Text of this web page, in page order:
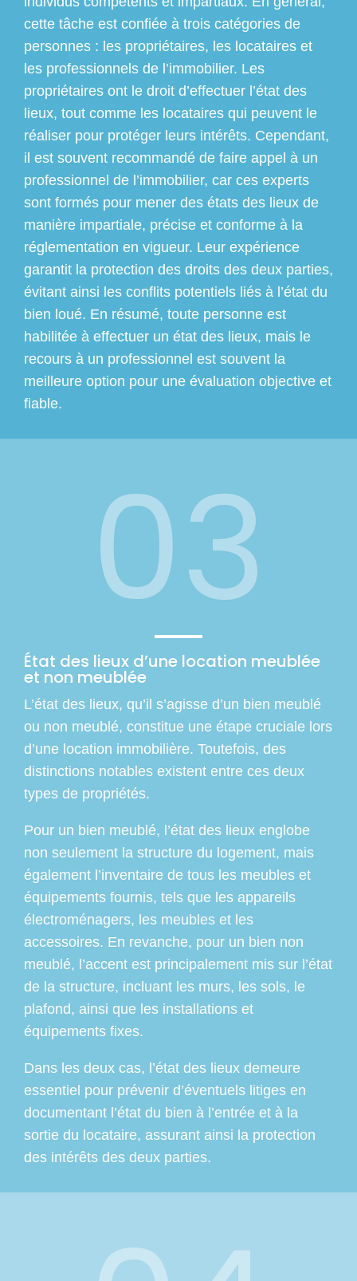
cette tâche est confiée à trois catégories de
personnes : les propriétaires, les locataires et
les professionnels de l’immobilier. Les
propriétaires ont le droit d’effectuer l’état des
lieux, tout comme les locataires qui peuvent le
réaliser pour protéger leurs intérêts. Cependant,
il est souvent recommandé de faire appel à un
professionnel de l’immobilier, car ces experts
sont formés pour mener des états des lieux de
manière impartiale, précise et conforme à la
réglementation en vigueur. Leur expérience
garantit la protection des droits des deux parties,
évitant ainsi les conflits potentiels liés à l’état du
bien loué. En résumé, toute personne est
habilitée à effectuer un état des lieux, mais le
recours à un professionnel est souvent la
meilleure option pour une évaluation objective et
fiable.
03
État des lieux d’une location meublée
et non meublée
L’état des lieux, qu’il s’agisse d’un bien meublé
ou non meublé, constitue une étape cruciale lors
d’une location immobilière. Toutefois, des
distinctions notables existent entre ces deux
types de propriétés.
Pour un bien meublé, l’état des lieux englobe
non seulement la structure du logement, mais
également l’inventaire de tous les meubles et
équipements fournis, tels que les appareils
électroménagers, les meubles et les
accessoires. En revanche, pour un bien non
meublé, l’accent est principalement mis sur l’état
de la structure, incluant les murs, les sols, le
plafond, ainsi que les installations et
équipements fixes.
Dans les deux cas, l’état des lieux demeure
essentiel pour prévenir d’éventuels litiges en
documentant l’état du bien à l’entrée et à la
sortie du locataire, assurant ainsi la protection
des intérêts des deux parties.